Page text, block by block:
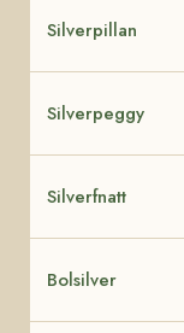
Silverpillan
Silverpeggy
Silverfnatt
Bolsilver